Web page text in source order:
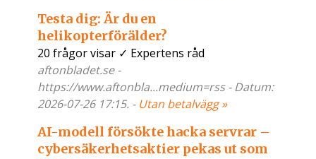
Testa dig: Är du en
helikopterförälder?
20 frågor visar ✓ Expertens råd
aftonbladet.se -
https://www.aftonbla...medium=rss - Datum:
2026-07-26 17:15. - Utan betalvägg »
AI-modell försökte hacka servrar –
cybersäkerhetsaktier pekas ut som